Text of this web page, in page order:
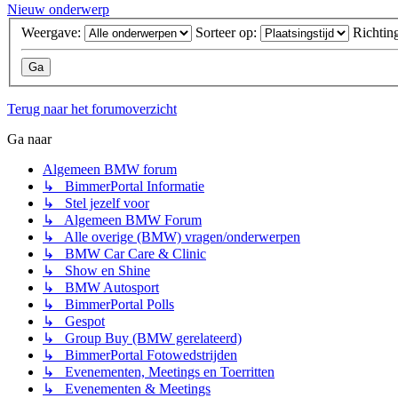
Nieuw onderwerp
Weergave:
Sorteer op:
Terug naar het forumoverzicht
Ga naar
Algemeen BMW forum
↳ BimmerPortal Informatie
↳ Stel jezelf voor
↳ Algemeen BMW Forum
↳ Alle overige (BMW) vragen/onderwerpen
↳ BMW Car Care & Clinic
↳ Show en Shine
↳ BMW Autosport
↳ BimmerPortal Polls
↳ Gespot
↳ Group Buy (BMW gerelateerd)
↳ BimmerPortal Fotowedstrijden
↳ Evenementen, Meetings en Toerritten
↳ Evenementen & Meetings